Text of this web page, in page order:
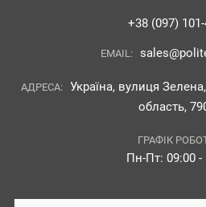
+38 (097)
EMAIL:
АДРЕСА:
Україна, вулиця
область,
ГРАФІК
Пн-Пт: 09:00 -